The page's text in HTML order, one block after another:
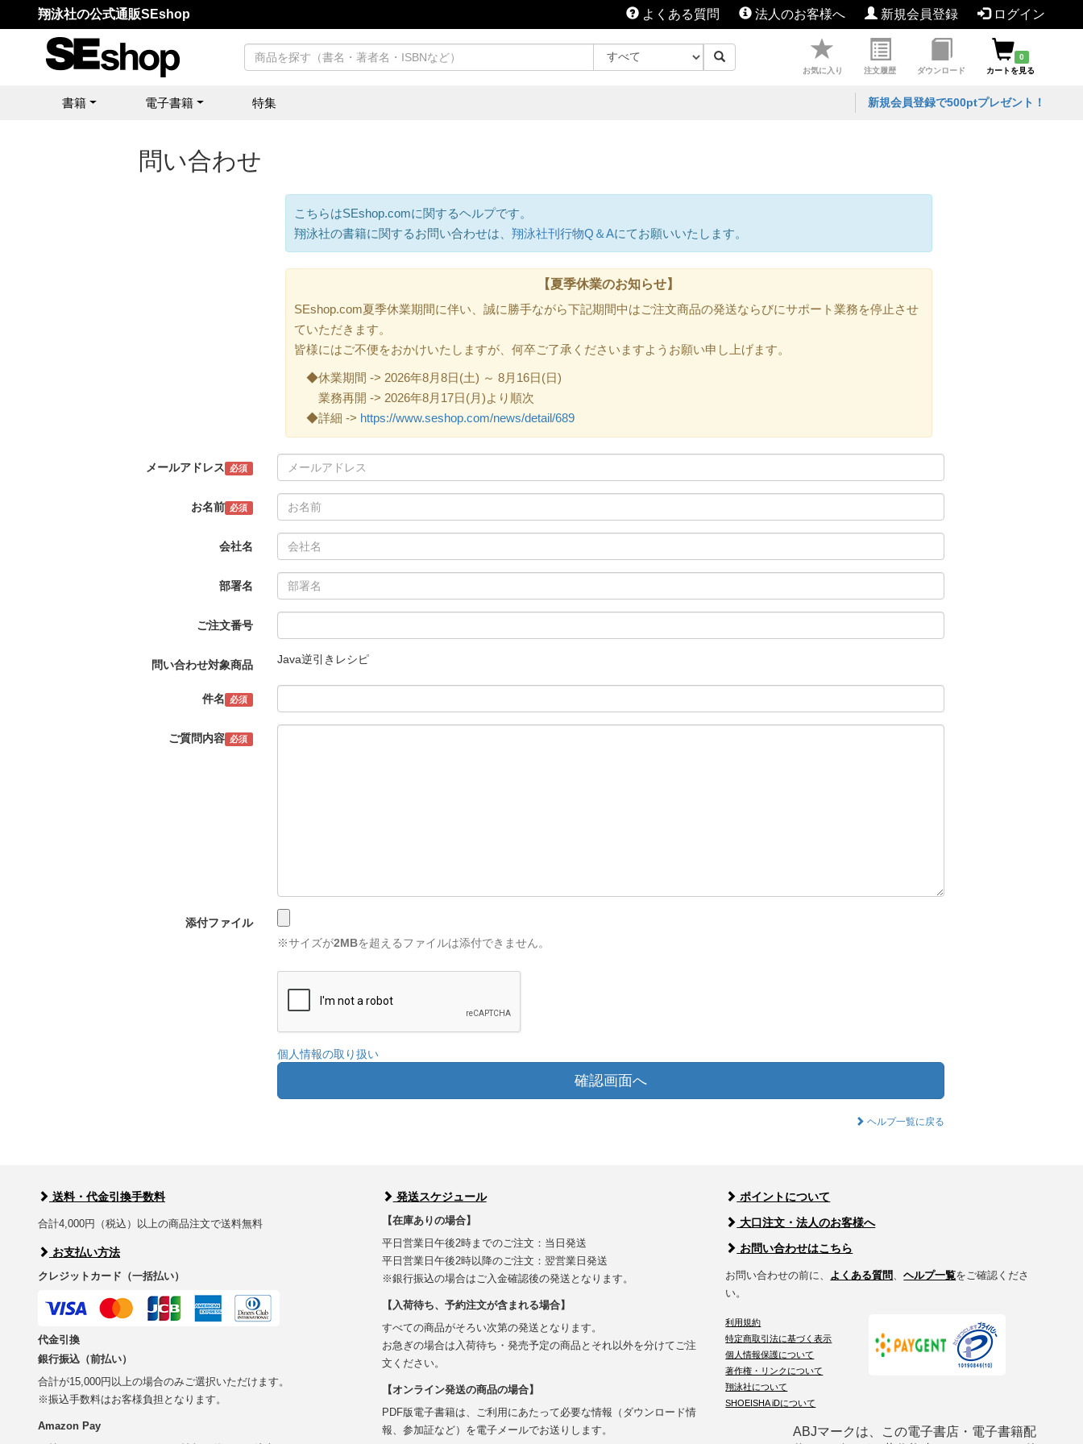
翔泳社の公式通販SEshop よくある質問 法人のお客様へ 新規会員登録 ログイン
お気に入り 注文履歴 ダウンロード
0
カートを見る
書籍 電子書籍 特集 新規会員登録で500ptプレゼント！
問い合わせ
こちらはSEshop.comに関するヘルプです。
翔泳社の書籍に関するお問い合わせは、 翔泳社刊行物Q＆Aにてお願いいたします。
【夏季休業のお知らせ】
SEshop.com夏季休業期間に伴い、誠に勝手ながら下記期間中はご注文商品の発送ならびにサポート業務を停止させ
ていただきます。
皆様にはご不便をおかけいたしますが、何卒ご了承くださいますようお願い申し上げます。
◆休業期間 -> 2026年8月8日(土) ～ 8月16日(日)
業務再開 -> 2026年8月17日(月)より順次
◆詳細 -> https://www.seshop.com/news/detail/689
メールアドレス 必須
お名前 必須
会社名
部署名
ご注文番号
問い合わせ対象商品 Java逆引きレシピ
件名 必須
ご質問内容 必須
添付ファイル
※サイズが2MBを超えるファイルは添付できません。
個人情報の取り扱い
確認画面へ
ヘルプ一覧に戻る
送料・代金引換手数料
合計4,000円（税込）以上の商品注文で送料無料
お支払い方法
クレジットカード（一括払い）
代金引換
銀行振込（前払い）
合計が15,000円以上の場合のみご選択いただけます。
※振込手数料はお客様負担となります。
Amazon Pay
発送スケジュール
【在庫ありの場合】
平日営業日午後2時までのご注文：当日発送
平日営業日午後2時以降のご注文：翌営業日発送
※銀行振込の場合はご入金確認後の発送となります。
【入荷待ち、予約注文が含まれる場合】
すべての商品がそろい次第の発送となります。
お急ぎの場合は入荷待ち・発売予定の商品とそれ以外を分けてご注
文ください。
【オンライン発送の商品の場合】
PDF版電子書籍は、ご利用にあたって必要な情報（ダウンロード情
報、参加証など）を電子メールでお送りします。
ポイントについて
大口注文・法人のお客様へ
お問い合わせはこちら
お問い合わせの前に、 よくある質問、ヘルプ一覧をご確認くださ
い。
利用規約
特定商取引法に基づく表示
個人情報保護について
著作権・リンクについて
翔泳社について
SHOEISHA iDについて
ABJマークは、この電子書店・電子書籍配